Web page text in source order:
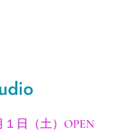
１日（土）OPEN